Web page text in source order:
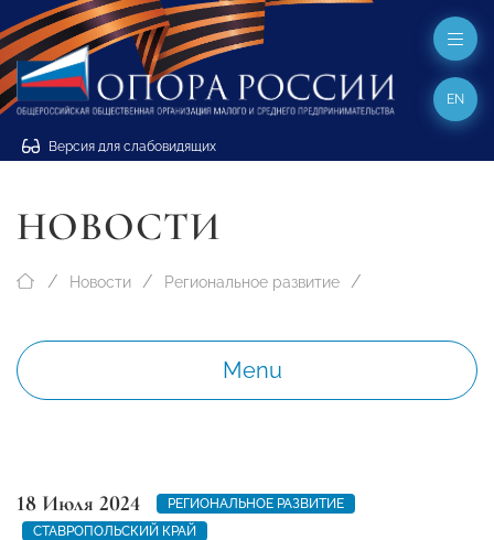
Версия для слабовидящих
EN
НОВОСТИ
Новости Региональное развитие
Menu
18 Июля 2024
РЕГИОНАЛЬНОЕ РАЗВИТИЕ
СТАВРОПОЛЬСКИЙ КРАЙ